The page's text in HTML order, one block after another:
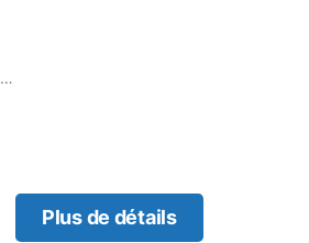
Plus de détails